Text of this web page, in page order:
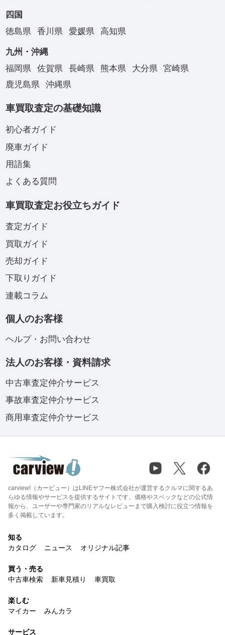
四国
徳島県
香川県 愛媛県 高知県
九州・沖縄
福岡県
佐賀県 長崎県 熊本県 大分県
宮崎県
鹿児島県
沖縄県
車買取査定の基礎知識
初心者ガイド
廃車ガイド
用語集
よくある質問
車買取査定お役立ちガイド
査定ガイド
買取ガイド
売却ガイド
下取りガイド
連載コラム
個人のお客様
ヘルプ・お問い合わせ
法人のお客様・資料請求
中古車査定仲介サービス
事故車査定仲介サービス
商用車査定仲介サービス
carview!（カービュー）はLINEヤフー株式会社が運営するクルマに関するあ
らゆる情報やサービスを提供するサイトです。価格やスペックなどの公式情
報から、ユーザーや専門家のリアルなレビューまで購入検討に役立つ情報を
多く掲載しています。
知る
カタログ
ニュース オリジナル記事
買う・売る
中古車検索
新車見積り 車買取
楽しむ
マイカー
みんカラ
サービス